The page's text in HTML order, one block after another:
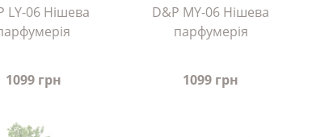
LY-06 Нішева
1099 грн
D&P MY-06 Нішева
парфумерія
1099 грн